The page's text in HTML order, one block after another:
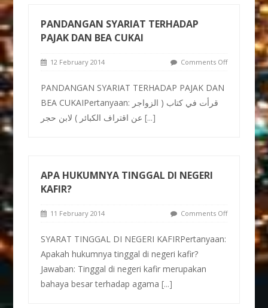
PANDANGAN SYARIAT TERHADAP
PAJAK DAN BEA CUKAI
12 February 2014 Comments Off
PANDANGAN SYARIAT TERHADAP PAJAK DAN
BEA CUKAIPertanyaan: قرأت في كتاب ( الزواجر
عن اقتراف الكبائر ) لابن حجر[...]
APA HUKUMNYA TINGGAL DI NEGERI
KAFIR?
11 February 2014 Comments Off
SYARAT TINGGAL DI NEGERI KAFIRPertanyaan:
Apakah hukumnya tinggal di negeri kafir?
Jawaban: Tinggal di negeri kafir merupakan
bahaya besar terhadap agama[...]